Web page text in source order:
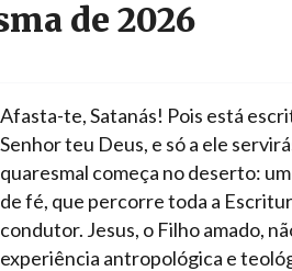
de 2026
Afasta-te, Satanás! Pois está
Senhor teu Deus, e só a ele
quaresmal começa no deserto:
de fé, que percorre toda a
condutor. Jesus, o Filho amado,
experiência antropológica e